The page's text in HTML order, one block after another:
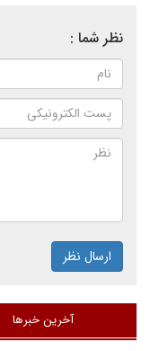
نظر شما :
ارسال نظر
آخرین خبرها